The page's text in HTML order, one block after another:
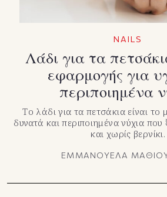
NAILS
Λάδι για τα
εφαρμογής για
περιποιημένα
Το λάδι για τα πετσάκια είναι το
δυνατά και περιποιημένα νύχια
και χωρίς βερνίκι.
ΕΜΜΑΝΟΥΕΛΑ